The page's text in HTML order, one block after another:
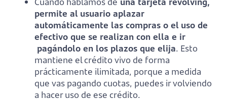
permite al usuario aplazar
automáticamente las compras o el uso de
efectivo que se realizan con ella e ir
pagándolo en los plazos que elija. Esto
mantiene el crédito vivo de forma
prácticamente ilimitada, porque a medida
que vas pagando cuotas, puedes ir volviendo
a hacer uso de ese crédito.